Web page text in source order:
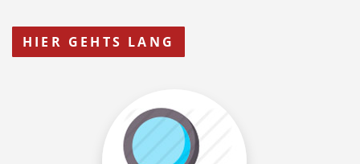
HIER GEHTS LANG